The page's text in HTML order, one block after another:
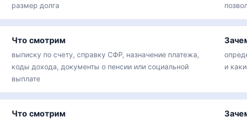
размер долга
Что смотрим
выписку по счету, справку СФР, назначение платежа,
коды дохода, документы о пенсии или социальной
выплате
и
Что смотрим